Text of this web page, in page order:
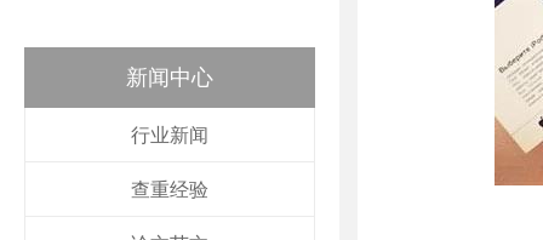
新闻中心
行业新闻
查重经验